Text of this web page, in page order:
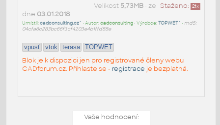
Staženo: 21x
Velikost 5,73MB• ze
dne 03.01.2018
Umístil:cadconsulting.cz^ • Autor:cadconsulting• Výrobce:TOPWET^ • md5:
04cfa6c283bc66f3cf4203e4b1ffd88e
vpusť vtok terasa TOPWET
Blok je k dispozici jen pro registrované členy webu
CADforum.cz. Přihlaste se - registrace je bezplatná.
Vaše hodnocení: